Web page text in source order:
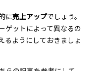
に売上アップでしょう。
ゲットによって異なるの
るようにしておきましょ